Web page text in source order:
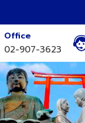
Office
02-907-3623